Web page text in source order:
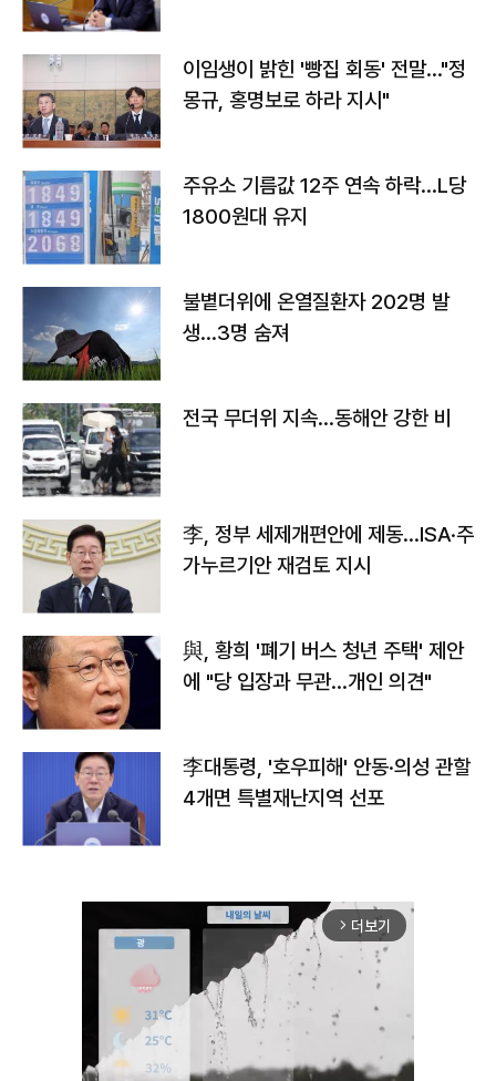
이임생이 밝힌 '빵집 회동' 전말…"정
몽규, 홍명보로 하라 지시"
주유소 기름값 12주 연속 하락…L당
1800원대 유지
불볕더위에 온열질환자 202명 발
생…3명 숨져
전국 무더위 지속…동해안 강한 비
李, 정부 세제개편안에 제동…ISA·주
가누르기안 재검토 지시
與, 황희 '폐기 버스 청년 주택' 제안
에 "당 입장과 무관…개인 의견"
李대통령, '호우피해' 안동·의성 관할
4개면 특별재난지역 선포
arrow_forward_ios 더보기